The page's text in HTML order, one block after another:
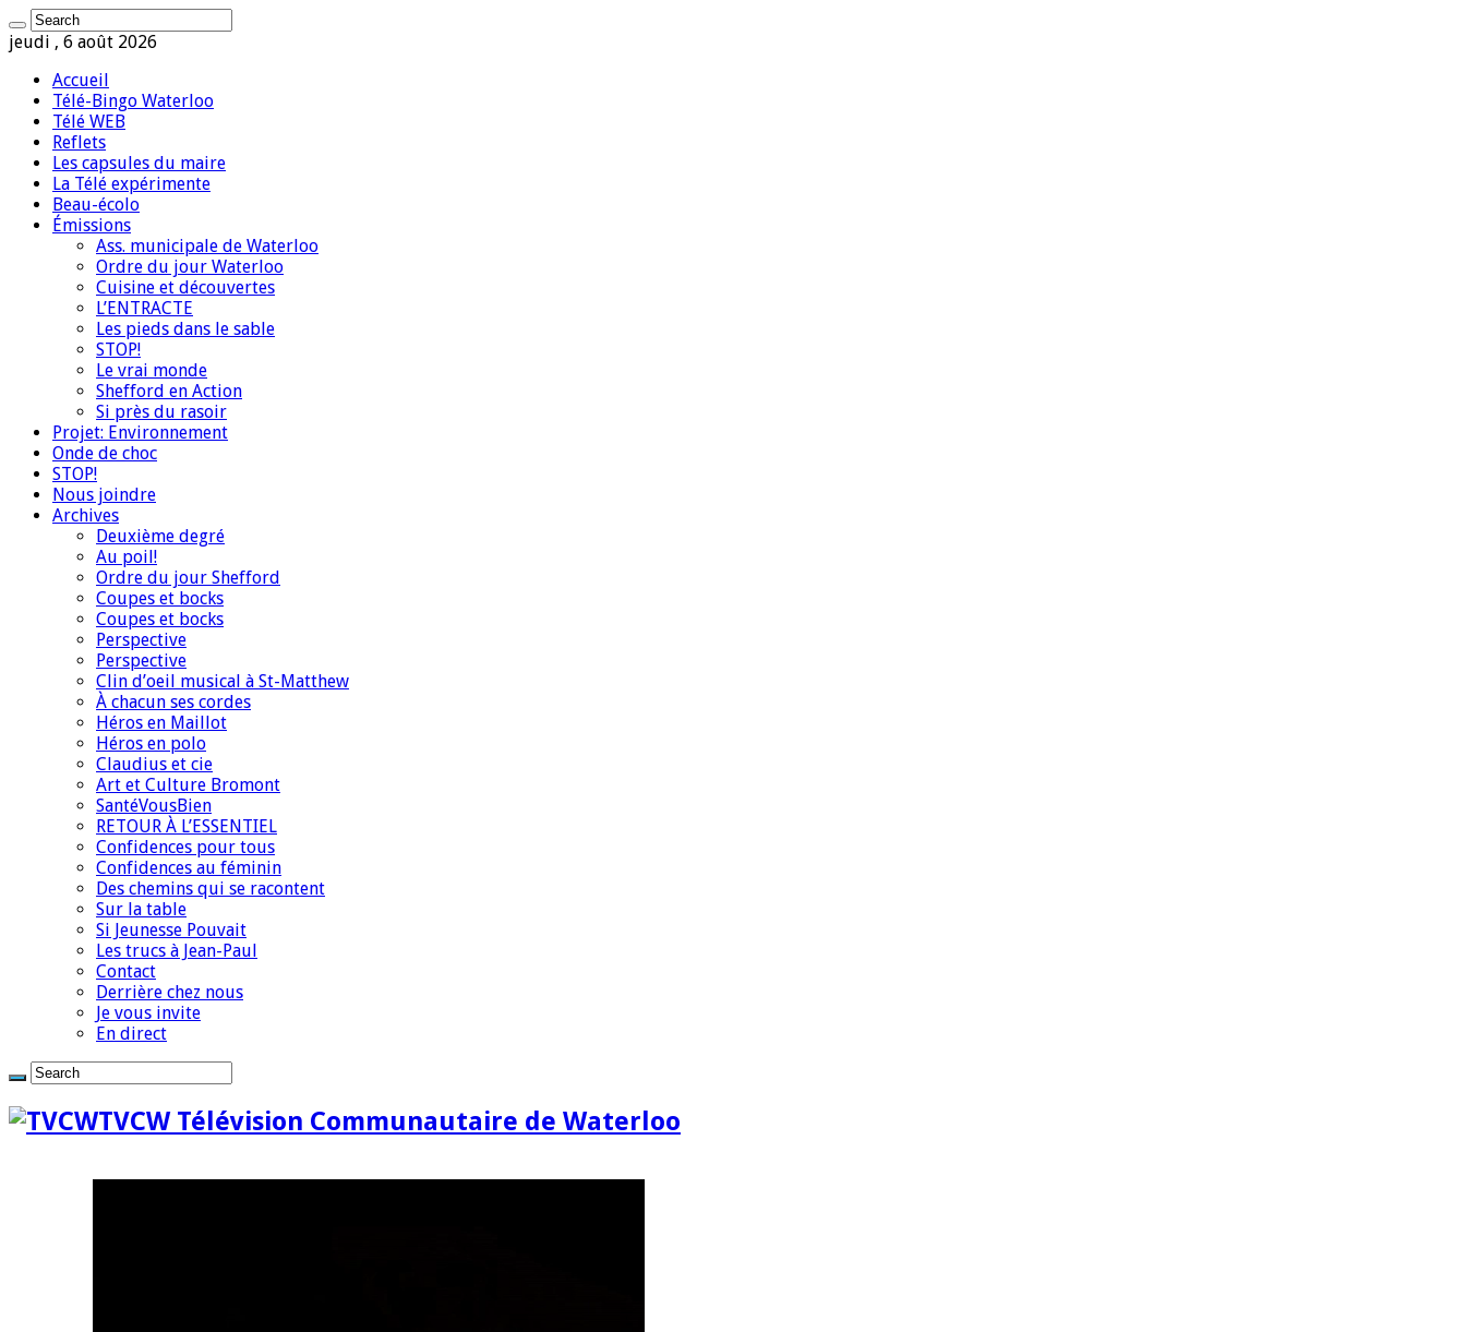
jeudi , 6 août 2026
Accueil
Télé-Bingo Waterloo
Télé WEB
Reflets
Les capsules du maire
La Télé expérimente
Beau-écolo
Émissions
Ass. municipale de Waterloo
Ordre du jour Waterloo
Cuisine et découvertes
L’ENTRACTE
Les pieds dans le sable
STOP!
Le vrai monde
Shefford en Action
Si près du rasoir
Projet: Environnement
Onde de choc
STOP!
Nous joindre
Archives
Deuxième degré
Au poil!
Ordre du jour Shefford
Coupes et bocks
Coupes et bocks
Perspective
Perspective
Clin d’oeil musical à St-Matthew
À chacun ses cordes
Héros en Maillot
Héros en polo
Claudius et cie
Art et Culture Bromont
SantéVousBien
RETOUR À L’ESSENTIEL
Confidences pour tous
Confidences au féminin
Des chemins qui se racontent
Sur la table
Si Jeunesse Pouvait
Les trucs à Jean-Paul
Contact
Derrière chez nous
Je vous invite
En direct
TVCW Télévision Communautaire de Waterloo